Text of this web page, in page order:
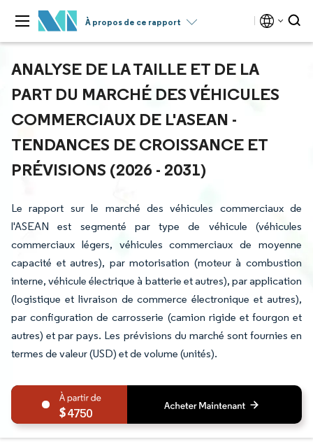
À propos de ce rapport
ANALYSE DE LA TAILLE ET DE LA
PART DU MARCHÉ DES VÉHICULES
COMMERCIAUX DE L'ASEAN -
TENDANCES DE CROISSANCE ET
PRÉVISIONS (2026 - 2031)
Le rapport sur le marché des véhicules commerciaux de
l'ASEAN est segmenté par type de véhicule (véhicules
commerciaux légers, véhicules commerciaux de moyenne
capacité et autres), par motorisation (moteur à combustion
interne, véhicule électrique à batterie et autres), par application
(logistique et livraison de commerce électronique et autres),
par configuration de carrosserie (camion rigide et fourgon et
autres) et par pays. Les prévisions du marché sont fournies en
termes de valeur (USD) et de volume (unités).
4750